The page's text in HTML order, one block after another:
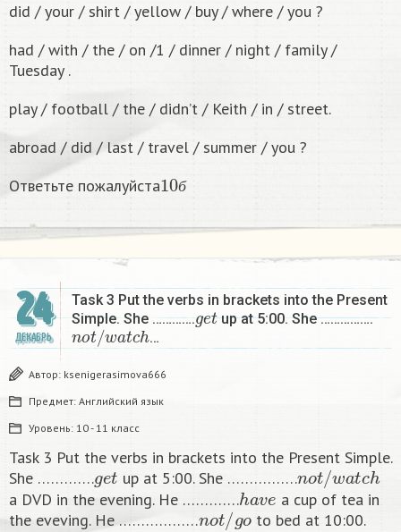
did / your / shirt / yellow / buy / where / you ?
had / with / the / on /1 / dinner / night / family /
Tuesday .
play / football / the / didn’t / Keith / in / street.
abroad / did / last / travel / summer / you ?
Ответьте пожалуйста
б
10
24
ДЕКАБРЬ
Task 3 Put the verbs in brackets into the Present
Simple. She ………….
g et
up at 5:00. She …………….
not/watch
…
Автор: ksenigerasimova666
Предмет: Английский язык
Уровень: 10 - 11 класс
Task 3 Put the verbs in brackets into the Present Simple.
She ………….
get
up at 5:00. She …………….
not/w atch
a DVD in the evening. He ………….
have
a cup of tea in
the eveving. He ………………
not/go
to bed at 10:00. ​